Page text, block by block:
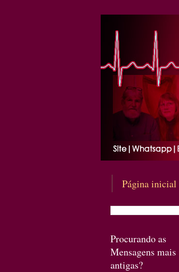
Página inicial
Procurando as
Mensagens mais
antigas?